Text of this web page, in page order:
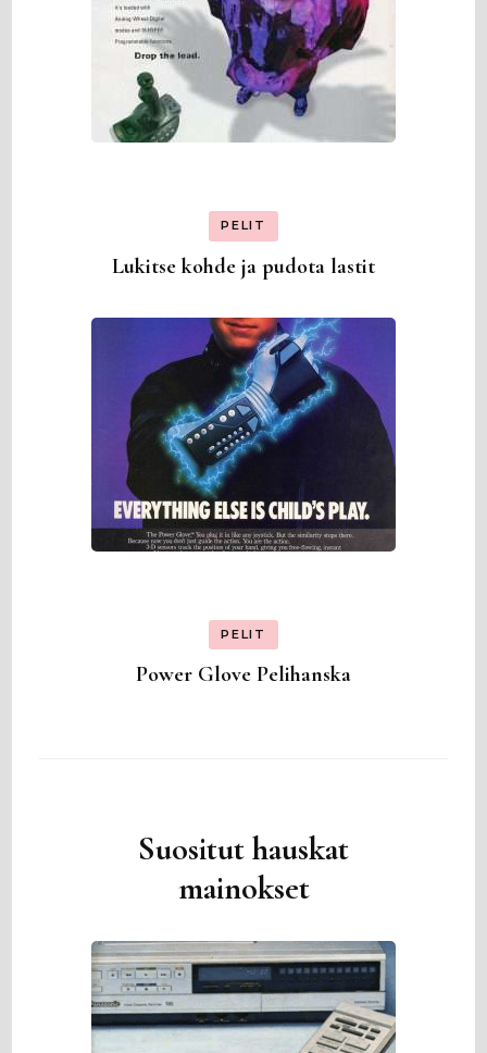
PELIT
Lukitse kohde ja pudota lastit
PELIT
Power Glove Pelihanska
Suositut hauskat
mainokset